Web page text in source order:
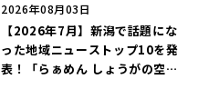
2026年08月03日
【2026年7月】新潟で話題にな
った地域ニューストップ10を発
表！「らぁめん しょうがの空」